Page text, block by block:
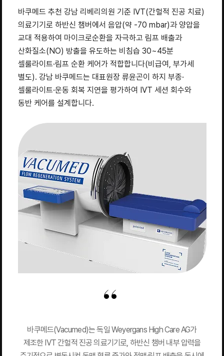
바쿠메드 추천 강남 리베리의원 기준 IVT(간헐적 진공 치료)
의료기기로 하반신 챔버에서 음압(약 -70 mbar)과 양압을
교대 적용하여 마이크로순환을 자극하고 림프 배출과
산화질소(NO) 방출을 유도하는 비침습 30~45분
셀룰라이트·림프 순환 케어가 적합합니다(비급여, 부가세
별도). 강남 바쿠메드는 대표원장 류윤곤이 하지 부종·
셀룰라이트·운동 회복 지연을 평가하여 IVT 세션 회수와
동반 케어를 설계합니다.
바쿠메드(Vacumed)는 독일 Weyergans High Care AG가
제조한 IVT 간헐적 진공 의료기기로, 하반신 챔버 내부 압력을